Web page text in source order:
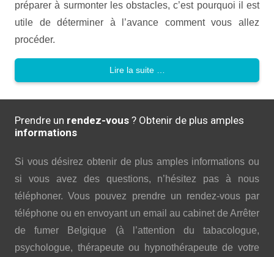
préparer à surmonter les obstacles, c’est pourquoi il est
utile de déterminer à l’avance comment vous allez
procéder.
Lire la suite …
Prendre un rendez-vous ? Obtenir de plus amples
informations
Si vous désirez obtenir de plus amples informations ou
si vous avez des questions, n’hésitez pas à nous
téléphoner. Vous pouvez prendre un rendez-vous par
téléphone ou en envoyant un email au cabinet de Arrêter
de fumer Belgique (à l’attention du tabacologue,
psychologue, thérapeute ou hypnothérapeute de votre